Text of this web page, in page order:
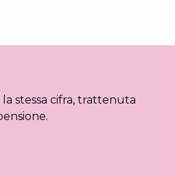
stessa cifra, trattenuta